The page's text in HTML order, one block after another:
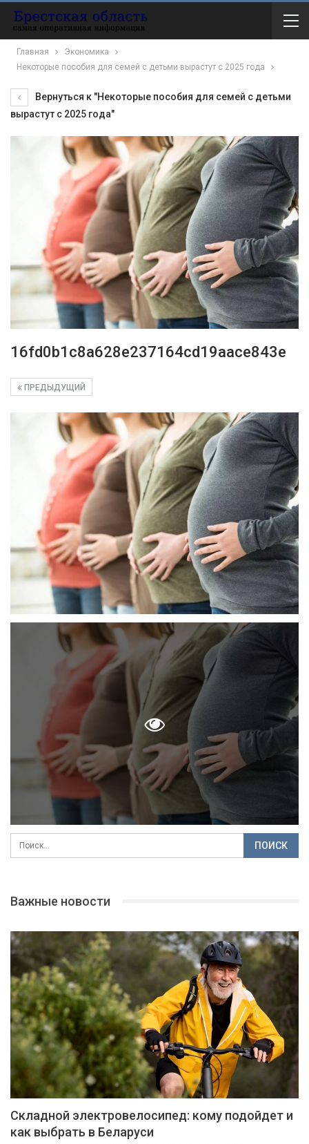
Главная
Экономика
Некоторые пособия для семей с детьми вырастут с 2025 года
Вернуться к "Некоторые пособия для семей с детьми
вырастут с 2025 года"
16fd0b1c8a628e237164cd19aace843e
ПРЕДЫДУЩИЙ
Важные новости
Складной электровелосипед: кому подойдет и
как выбрать в Беларуси